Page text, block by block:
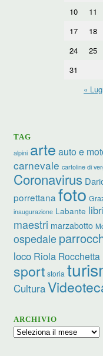
10
11
17
18
24
25
31
« Lug
TAG
alpini arte auto e
carnevale cartoline di
Coronavirus
porrettana foto
inaugurazione Labante libri
maestri marzabotto
ospedale
loco Riola Rocchetta
sport storia
Cultura
ARCHIVIO
Archivio